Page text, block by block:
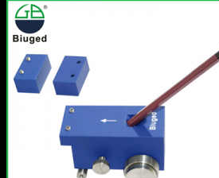
HÃNG EUROMEX –
HƯỚNG DẪN SỬ DỤNG
0
Giỏ hàng
Chưa có sản phẩm trong giỏ